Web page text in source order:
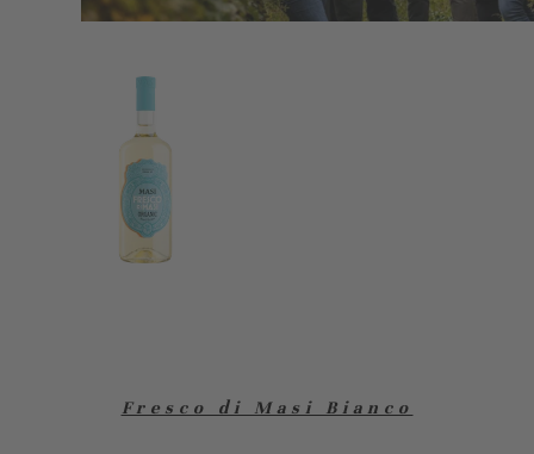
Fresco di Masi Bianco